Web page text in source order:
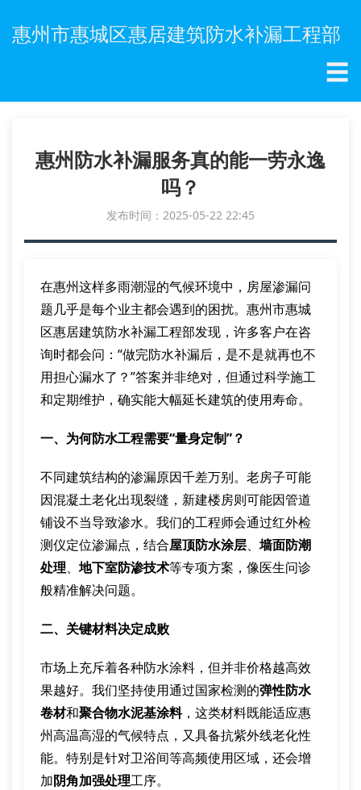
惠州市惠城区惠居建筑防水补漏工程部
☰
惠州防水补漏服务真的能一劳永逸
吗？
发布时间：2025-05-22 22:45
在惠州这样多雨潮湿的气候环境中，房屋渗漏问
题几乎是每个业主都会遇到的困扰。惠州市惠城
区惠居建筑防水补漏工程部发现，许多客户在咨
询时都会问：“做完防水补漏后，是不是就再也不
用担心漏水了？”答案并非绝对，但通过科学施工
和定期维护，确实能大幅延长建筑的使用寿命。
一、为何防水工程需要“量身定制”？
不同建筑结构的渗漏原因千差万别。老房子可能
因混凝土老化出现裂缝，新建楼房则可能因管道
铺设不当导致渗水。我们的工程师会通过红外检
测仪定位渗漏点，结合屋顶防水涂层、 墙面防潮
处理、 地下室防渗技术等专项方案，像医生问诊
般精准解决问题。
二、关键材料决定成败
市场上充斥着各种防水涂料，但并非价格越高效
果越好。我们坚持使用通过国家检测的弹性防水
卷材和聚合物水泥基涂料，这类材料既能适应惠
州高温高湿的气候特点，又具备抗紫外线老化性
能。特别是针对卫浴间等高频使用区域，还会增
加阴角加强处理工序。